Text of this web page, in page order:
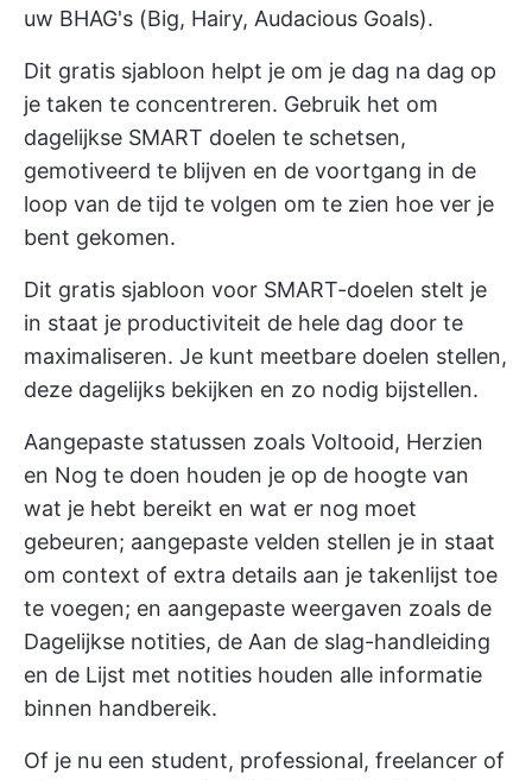
uw BHAG's (Big, Hairy, Audacious Goals).
Dit gratis sjabloon helpt je om je dag na dag op
je taken te concentreren. Gebruik het om
dagelijkse SMART doelen te schetsen,
gemotiveerd te blijven en de voortgang in de
loop van de tijd te volgen om te zien hoe ver je
bent gekomen.
Dit gratis sjabloon voor SMART-doelen stelt je
in staat je productiviteit de hele dag door te
maximaliseren. Je kunt meetbare doelen stellen,
deze dagelijks bekijken en zo nodig bijstellen.
Aangepaste statussen zoals Voltooid, Herzien
en Nog te doen houden je op de hoogte van
wat je hebt bereikt en wat er nog moet
gebeuren; aangepaste velden stellen je in staat
om context of extra details aan je takenlijst toe
te voegen; en aangepaste weergaven zoals de
Dagelijkse notities, de Aan de slag-handleiding
en de Lijst met notities houden alle informatie
binnen handbereik.
Of je nu een student, professional, freelancer of